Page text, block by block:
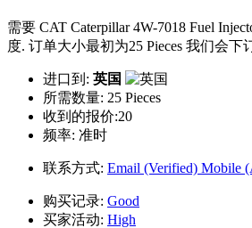
需要 CAT Caterpillar 4W-7018 Fuel
度. 订单大小最初为25 Pieces 我们会下
进口到: 英国
所需数量: 25 Pieces
收到的报价:20
频率: 准时
联系方式: Email (Verified) Mobile
购买记录: Good
买家活动: High